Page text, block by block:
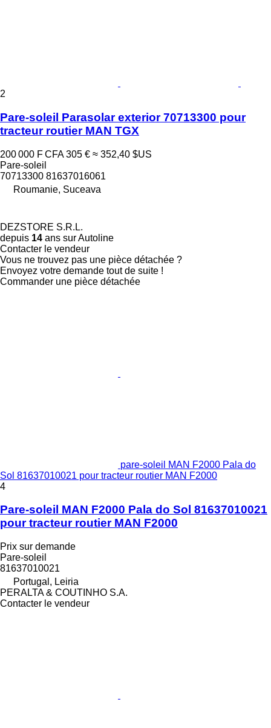
2
Pare-soleil Parasolar exterior 70713300 pour
tracteur routier MAN TGX
200 000 F CFA 305 € ≈ 352,40 $US
Pare-soleil
70713300 81637016061
Roumanie, Suceava
DEZSTORE S.R.L.
depuis 14 ans sur Autoline
Contacter le vendeur
Vous ne trouvez pas une pièce détachée ?
Envoyez votre demande tout de suite !
Commander une pièce détachée
pare-soleil MAN F2000 Pala do
Sol 81637010021 pour tracteur routier MAN F2000
4
Pare-soleil MAN F2000 Pala do Sol 81637010021
pour tracteur routier MAN F2000
Prix sur demande
Pare-soleil
81637010021
Portugal, Leiria
PERALTA & COUTINHO S.A.
Contacter le vendeur